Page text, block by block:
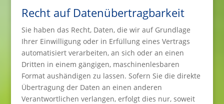
Recht auf Daten­übertrag­barkeit
Sie haben das Recht, Daten, die wir auf Grundlage
Ihrer Einwilligung oder in Erfüllung eines Vertrags
automatisiert verarbeiten, an sich oder an einen
Dritten in einem gängigen, maschinenlesbaren
Format aushändigen zu lassen. Sofern Sie die direkte
Übertragung der Daten an einen anderen
Verantwortlichen verlangen, erfolgt dies nur, soweit